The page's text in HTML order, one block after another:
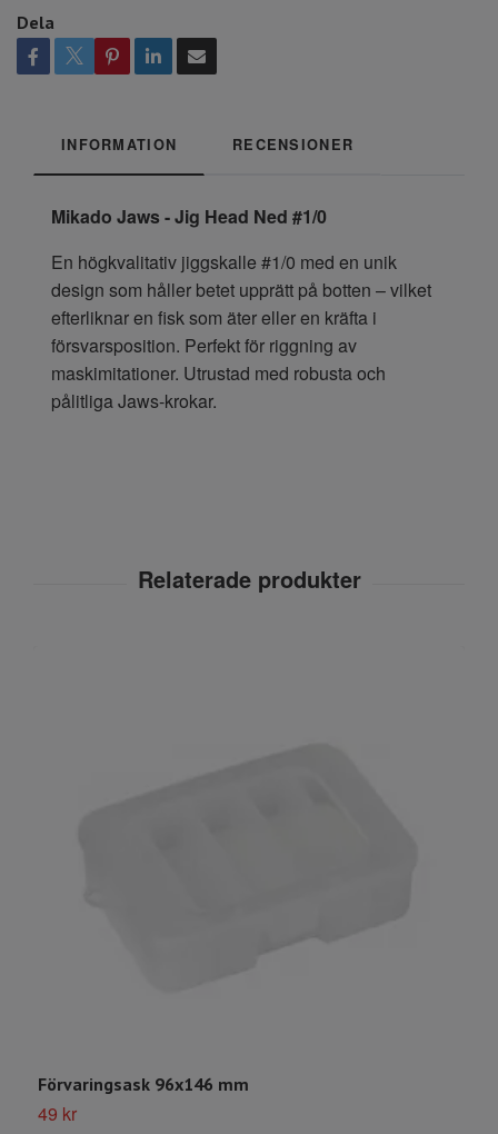
Dela
INFORMATION RECENSIONER
Mikado Jaws - Jig Head Ned #1/0
En högkvalitativ jiggskalle #1/0 med en unik
design som håller betet upprätt på botten – vilket
efterliknar en fisk som äter eller en kräfta i
försvarsposition. Perfekt för riggning av
maskimitationer. Utrustad med robusta och
pålitliga Jaws-krokar.
Förvaringsask 96x146 mm
49 kr